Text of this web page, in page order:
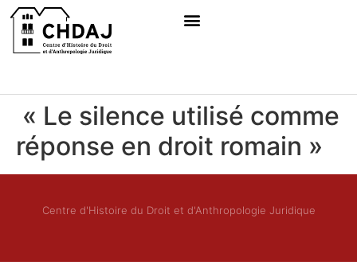
« Le silence utilisé comme
réponse en droit romain »
Centre d'Histoire du Droit et d'Anthropologie Juridique